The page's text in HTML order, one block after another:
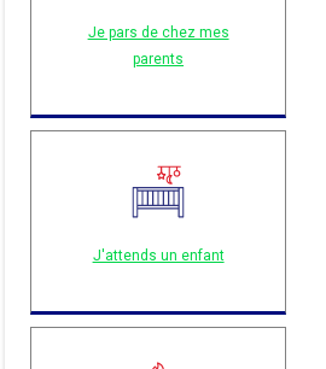
Je pars de chez mes
parents
J'attends un enfant